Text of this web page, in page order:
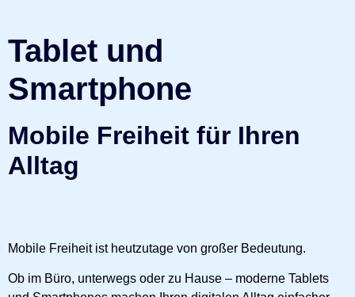
Tablet und
Smartphone
Mobile Freiheit für Ihren
Alltag
Mobile Freiheit ist heutzutage von großer Bedeutung.
Ob im Büro, unterwegs oder zu Hause – moderne Tablets